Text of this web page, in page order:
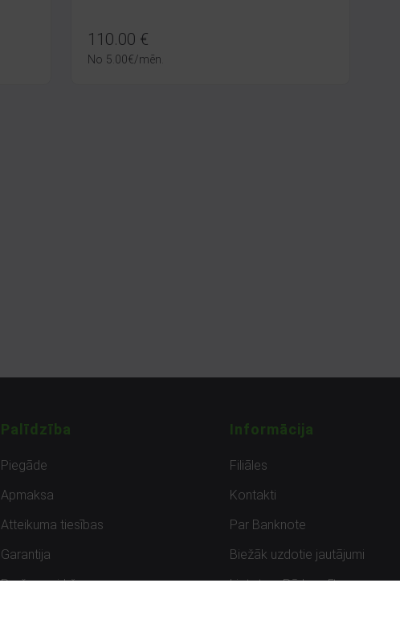
110.00 €
No 5.00€/mēn.
Palīdzība
Piegāde
Apmaksa
Atteikuma tiesības
Garantija
Preču uzpirkšana
Informācija
Filiāles
Kontakti
Par Banknote
Biežāk uzdotie jautājumi
Lietots – Pārbaudīts